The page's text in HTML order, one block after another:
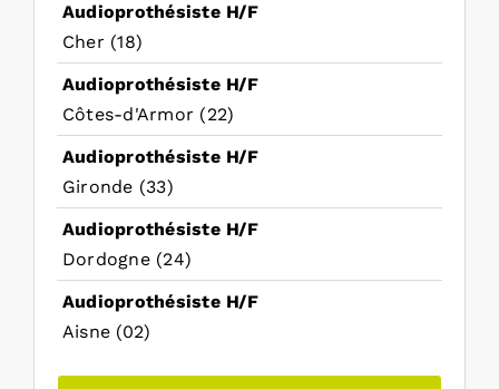
Audioprothésiste H/F
Cher (18)
Audioprothésiste H/F
Côtes-d'Armor (22)
Audioprothésiste H/F
Gironde (33)
Audioprothésiste H/F
Dordogne (24)
Audioprothésiste H/F
Aisne (02)